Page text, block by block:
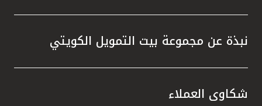
نبذة عن مجموعة بيت التمويل الكويتي
شكاوى العملاء